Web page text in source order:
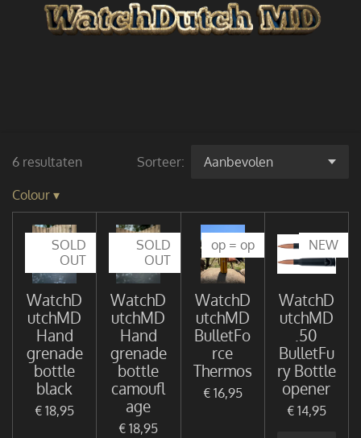
6 resultaten Sorteer:
Colour ▾
SOLD
OUT
WatchD
utchMD
Hand
grenade
bottle
black
€ 18,95
SOLD
OUT
WatchD
utchMD
Hand
grenade
bottle
camoufl
age
€ 18,95
op = op
WatchD
utchMD
BulletFo
rce
Thermos
€ 16,95
NEW
WatchD
utchMD
.50
BulletFu
ry Bottle
opener
€ 14,95